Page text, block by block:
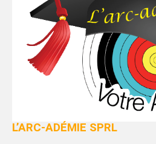
L’ARC-ADÉMIE SPRL